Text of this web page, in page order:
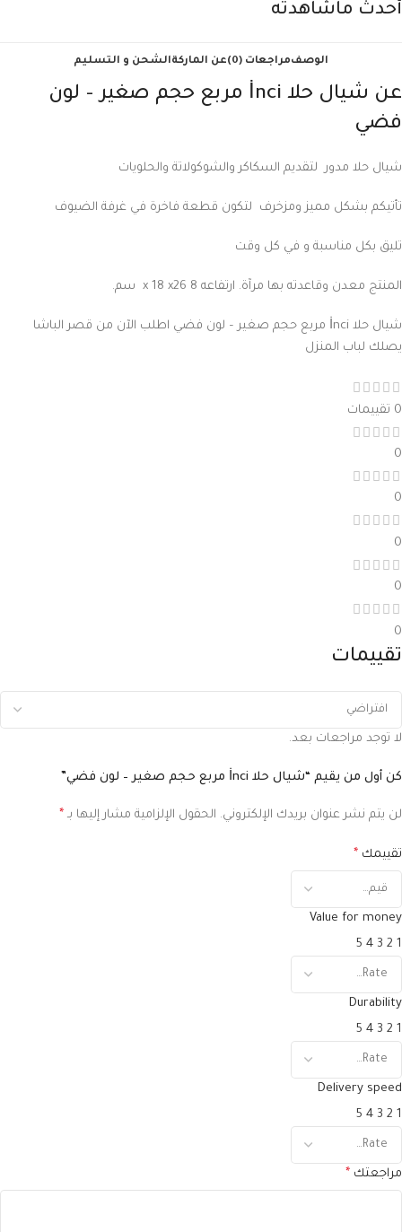
أحدث ماشاهدته
الوصفمراجعات (0) عن الماركةالشحن و التسليم
عن
شيال حلا İnci مربع حجم صغير – لون
فضي
شيال حلا مدور لتقديم السكاكر والشوكولاتة والحلويات
تأتيكم بشكل مميز ومزخرف لتكون قطعة فاخرة في غرفة الضيوف
تليق بكل مناسبة و في كل وقت
المنتج معدن وقاعدته بها مرآة. ارتفاعه 8 x 18 x26 سم.
شيال حلا İnci مربع حجم صغير – لون فضي اطلب الآن من قصر الباشا
يصلك لباب المنزل
0 تقييمات
0
0
0
0
0
تقييمات
لا توجد مراجعات بعد.
كن أول من يقيم “شيال حلا İnci مربع حجم صغير – لون فضي”
لن يتم نشر عنوان بريدك الإلكتروني. الحقول الإلزامية مشار إليها بـ *
تقييمك *
Value for money
1
2
3
4
5
Durability
1
2
3
4
5
Delivery speed
1
2
3
4
5
مراجعتك *